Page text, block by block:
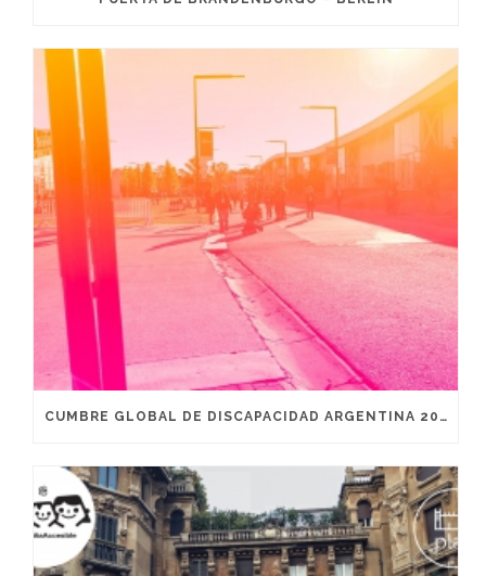
CUMBRE GLOBAL DE DISCAPACIDAD ARGENTINA 2019